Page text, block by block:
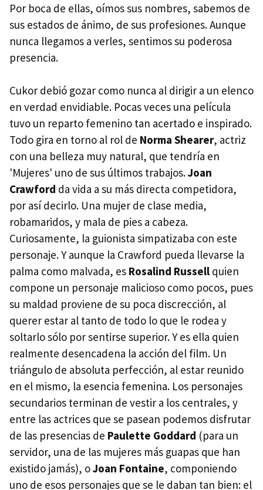
Por boca de ellas, oímos sus nombres, sabemos de
sus estados de ánimo, de sus profesiones. Aunque
nunca llegamos a verles, sentimos su poderosa
presencia.
Cukor debió gozar como nunca al dirigir a un elenco
en verdad envidiable. Pocas veces una película
tuvo un reparto femenino tan acertado e inspirado.
Todo gira en torno al rol de Norma Shearer, actriz
con una belleza muy natural, que tendría en
'Mujeres' uno de sus últimos trabajos.Joan
Crawford da vida a su más directa competidora,
por así decirlo. Una mujer de clase media,
robamaridos, y mala de pies a cabeza.
Curiosamente, la guionista simpatizaba con este
personaje. Y aunque la Crawford pueda llevarse la
palma como malvada, es Rosalind Russell quien
compone un personaje malicioso como pocos, pues
su maldad proviene de su poca discrección, al
querer estar al tanto de todo lo que le rodea y
soltarlo sólo por sentirse superior. Y es ella quien
realmente desencadena la acción del film. Un
triángulo de absoluta perfección, al estar reunido
en el mismo, la esencia femenina. Los personajes
secundarios terminan de vestir a los centrales, y
entre las actrices que se pasean podemos disfrutar
de las presencias de Paulette Goddard (para un
servidor, una de las mujeres más guapas que han
existido jamás), oJoan Fontaine, componiendo
uno de esos personajes que se le daban tan bien: el